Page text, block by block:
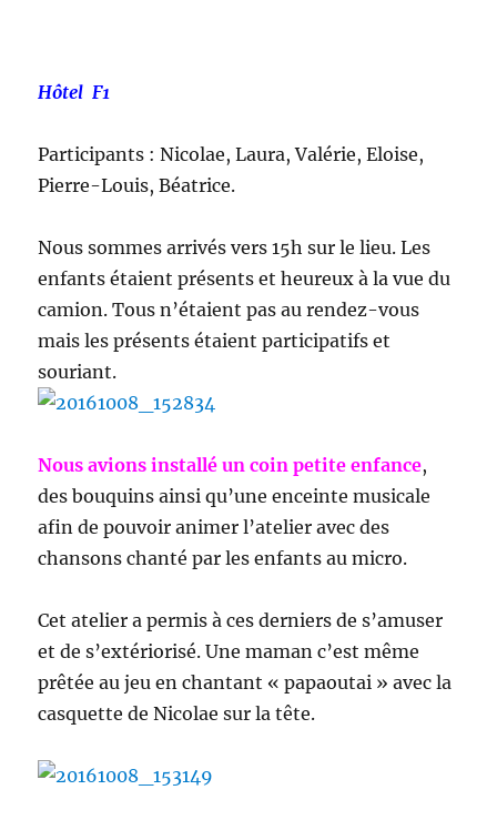
Hôtel F1
Participants : Nicolae, Laura, Valérie, Eloise,
Pierre-Louis, Béatrice.
Nous sommes arrivés vers 15h sur le lieu. Les
enfants étaient présents et heureux à la vue du
camion. Tous n’étaient pas au rendez-vous
mais les présents étaient participatifs et
souriant.
Nous avions installé un coin petite enfance,
des bouquins ainsi qu’une enceinte musicale
afin de pouvoir animer l’atelier avec des
chansons chanté par les enfants au micro.
Cet atelier a permis à ces derniers de s’amuser
et de s’extériorisé. Une maman c’est même
prêtée au jeu en chantant « papaoutai » avec la
casquette de Nicolae sur la tête.